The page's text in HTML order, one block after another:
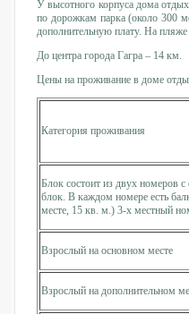
У высотного корпуса дома
по дорожкам парка (около 300
дополнительную плату. На
До центра города Гагра – 14 км.
Цены на проживание в доме
Категория проживания
Блок состоит из двух номеров
блок. В каждом номере есть
месте, 15 кв. м.) 3-х местный
Взрослый на основном месте
Взрослый на дополнительном